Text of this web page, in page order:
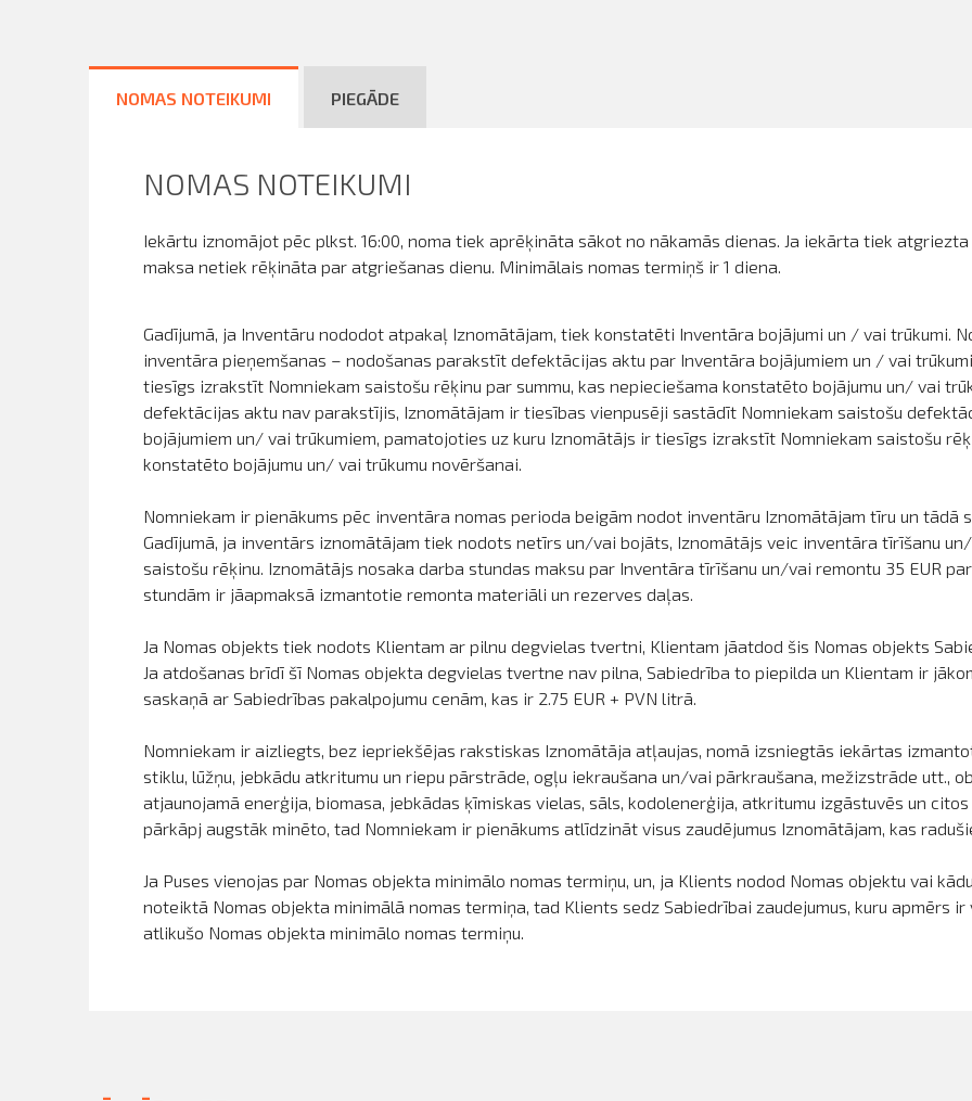
NOMAS NOTEIKUMI PIEGĀDE
NOMAS NOTEIKUMI
Iekārtu iznomājot pēc plkst. 16:00, noma tiek aprēķināta sākot no nākamās dienas. Ja iekārta tiek
maksa netiek rēķināta par atgriešanas dienu. Minimālais nomas termiņš ir 1 diena.
Gadījumā, ja Inventāru nododot atpakaļ Iznomātājam, tiek konstatēti Inventāra bojājumi un / vai trūkumi.
inventāra pieņemšanas – nodošanas parakstīt defektācijas aktu par Inventāra bojājumiem un / vai
tiesīgs izrakstīt Nomniekam saistošu rēķinu par summu, kas nepieciešama konstatēto bojājumu un/ vai
defektācijas aktu nav parakstījis, Iznomātājam ir tiesības vienpusēji sastādīt Nomniekam saistošu
bojājumiem un/ vai trūkumiem, pamatojoties uz kuru Iznomātājs ir tiesīgs izrakstīt Nomniekam saistošu
konstatēto bojājumu un/ vai trūkumu novēršanai.
Nomniekam ir pienākums pēc inventāra nomas perioda beigām nodot inventāru Iznomātājam tīru un tādā
Gadījumā, ja inventārs iznomātājam tiek nodots netīrs un/vai bojāts, Iznomātājs veic inventāra tīrīšanu
saistošu rēķinu. Iznomātājs nosaka darba stundas maksu par Inventāra tīrīšanu un/vai remontu 35 EUR
stundām ir jāapmaksā izmantotie remonta materiāli un rezerves daļas.
Ja Nomas objekts tiek nodots Klientam ar pilnu degvielas tvertni, Klientam jāatdod šis Nomas objekts
Ja atdošanas brīdī šī Nomas objekta degvielas tvertne nav pilna, Sabiedrība to piepilda un Klientam ir
saskaņā ar Sabiedrības pakalpojumu cenām, kas ir 2.75 EUR + PVN litrā.
Nomniekam ir aizliegts, bez iepriekšējas rakstiskas Iznomātāja atļaujas, nomā izsniegtās iekārtas
stiklu, lūžņu, jebkādu atkritumu un riepu pārstrāde, ogļu iekraušana un/vai pārkraušana, mežizstrāde utt.,
atjaunojamā enerģija, biomasa, jebkādas ķīmiskas vielas, sāls, kodolenerģija, atkritumu izgāstuvēs un
pārkāpj augstāk minēto, tad Nomniekam ir pienākums atlīdzināt visus zaudējumus Iznomātājam, kas
Ja Puses vienojas par Nomas objekta minimālo nomas termiņu, un, ja Klients nodod Nomas objektu vai
noteiktā Nomas objekta minimālā nomas termiņa, tad Klients sedz Sabiedrībai zaudejumus, kuru apmērs
atlikušo Nomas objekta minimālo nomas termiņu.